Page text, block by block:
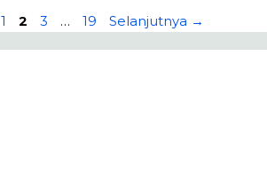
Halaman
1 Halaman
2 Halaman
3 … Halaman
19 Selanjutnya →